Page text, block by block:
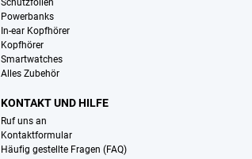
Schutzfolien
Powerbanks
In-ear Kopfhörer
Kopfhörer
Smartwatches
Alles Zubehör
KONTAKT UND HILFE
Ruf uns an
Kontaktformular
Häufig gestellte Fragen (FAQ)